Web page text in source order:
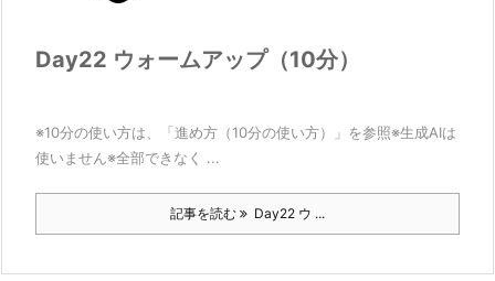
Day22 ウォームアップ（10分）
※10分の使い方は、「進め方（10分の使い方）」を参照※生成AIは
使いません※全部できなく ...
記事を読む Day22 ウ ...